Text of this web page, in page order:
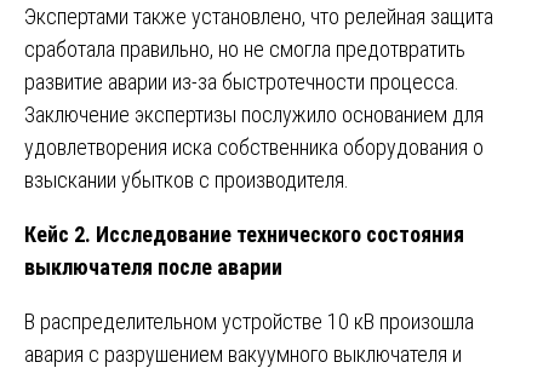
Экспертами также установлено, что релейная защита
сработала правильно, но не смогла предотвратить
развитие аварии из-за быстротечности процесса.
Заключение экспертизы послужило основанием для
удовлетворения иска собственника оборудования о
взыскании убытков с производителя.
Кейс 2. Исследование технического состояния
выключателя после аварии
В распределительном устройстве 10 кВ произошла
авария с разрушением вакуумного выключателя и